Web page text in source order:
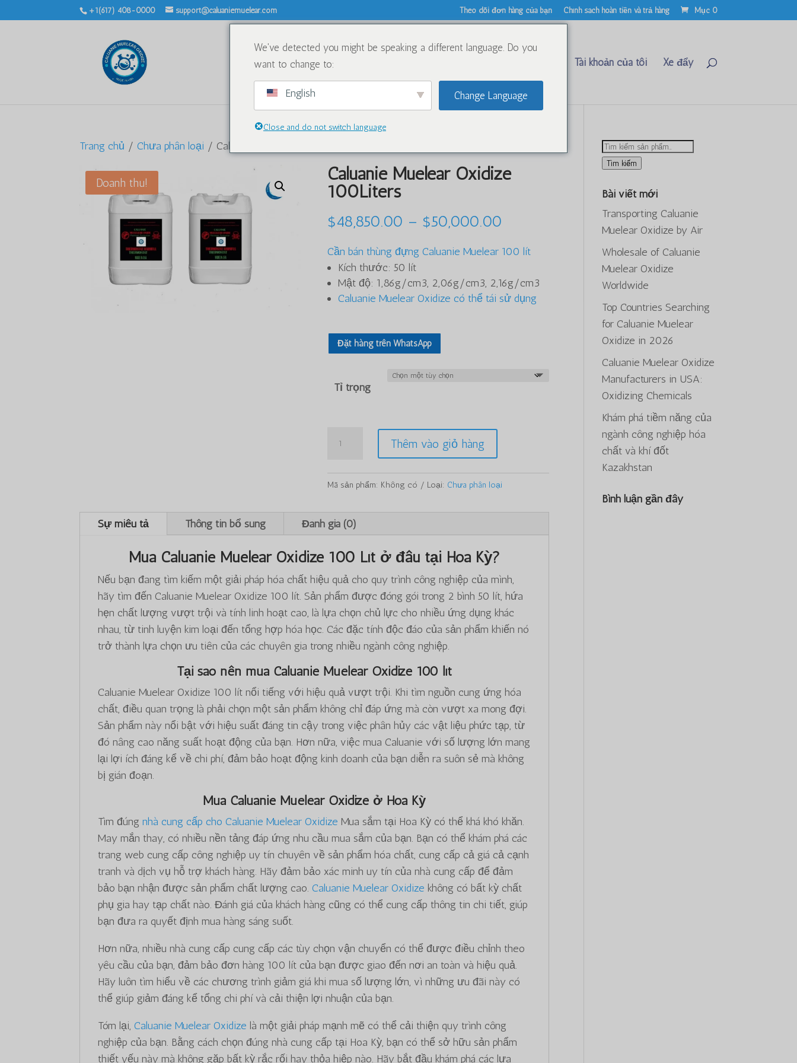
+1(617) 408-0000 support@caluaniemuelear.com Theo dõi đơn hàng của bạn Chính sách hoàn tiền và trả hàng Mục 0
Tài khoản của tôi Xe đẩy
Trang chủ /Chưa phân loại / Caluanie Muelear Oxidize 100Liters
Doanh thu!
Caluanie Muelear Oxidize
100Liters
$48,850.00 – $50,000.00
$48,850.00
$50,000.00
Cần bán thùng đựng Caluanie Muelear 100 lít
Kích thước: 50 lít
Mật độ: 1,86g/cm3, 2,06g/cm3, 2,16g/cm3
Caluanie Muelear Oxidize có thể tái sử dụng
Đặt hàng trên WhatsApp
Tỉ trọng
Muelear
100Liters
Thêm vào giỏ hàng
Mã sản phẩm: Không có Loại: Chưa phân loại
Sự miêu tả Thông tin bổ sung Đánh giá (0)
Mua Caluanie Muelear Oxidize 100 Lít ở đâu tại Hoa Kỳ?
Nếu bạn đang tìm kiếm một giải pháp hóa chất hiệu quả cho quy trình công nghiệp của mình,
hãy tìm đến Caluanie Muelear Oxidize 100 lít. Sản phẩm được đóng gói trong 2 bình 50 lít, hứa
hẹn chất lượng vượt trội và tính linh hoạt cao, là lựa chọn chủ lực cho nhiều ứng dụng khác
nhau, từ tinh luyện kim loại đến tổng hợp hóa học. Các đặc tính độc đáo của sản phẩm khiến nó
trở thành lựa chọn ưu tiên của các chuyên gia trong nhiều ngành công nghiệp.
Tại sao nên mua Caluanie Muelear Oxidize 100 lít
Caluanie Muelear Oxidize 100 lít nổi tiếng với hiệu quả vượt trội. Khi tìm nguồn cung ứng hóa
chất, điều quan trọng là phải chọn một sản phẩm không chỉ đáp ứng mà còn vượt xa mong đợi.
Sản phẩm này nổi bật với hiệu suất đáng tin cậy trong việc phân hủy các vật liệu phức tạp, từ
đó nâng cao năng suất hoạt động của bạn. Hơn nữa, việc mua Caluanie với số lượng lớn mang
lại lợi ích đáng kể về chi phí, đảm bảo hoạt động kinh doanh của bạn diễn ra suôn sẻ mà không
bị gián đoạn.
Mua Caluanie Muelear Oxidize ở Hoa Kỳ
Tìm đúngnhà cung cấp cho Caluanie Muelear Oxidize Mua sắm tại Hoa Kỳ có thể khá khó khăn.
May mắn thay, có nhiều nền tảng đáp ứng nhu cầu mua sắm của bạn. Bạn có thể khám phá các
trang web cung cấp công nghiệp uy tín chuyên về sản phẩm hóa chất, cung cấp cả giá cả cạnh
tranh và dịch vụ hỗ trợ khách hàng. Hãy đảm bảo xác minh uy tín của nhà cung cấp để đảm
bảo bạn nhận được sản phẩm chất lượng cao.Caluanie Muelear Oxidize không có bất kỳ chất
phụ gia hay tạp chất nào. Đánh giá của khách hàng cũng có thể cung cấp thông tin chi tiết, giúp
bạn đưa ra quyết định mua hàng sáng suốt.
Hơn nữa, nhiều nhà cung cấp cung cấp các tùy chọn vận chuyển có thể được điều chỉnh theo
yêu cầu của bạn, đảm bảo đơn hàng 100 lít của bạn được giao đến nơi an toàn và hiệu quả.
Hãy luôn tìm hiểu về các chương trình giảm giá khi mua số lượng lớn, vì những ưu đãi này có
thể giúp giảm đáng kể tổng chi phí và cải thiện lợi nhuận của bạn.
Tóm lại,Caluanie Muelear Oxidize là một giải pháp mạnh mẽ có thể cải thiện quy trình công
nghiệp của bạn. Bằng cách chọn đúng nhà cung cấp tại Hoa Kỳ, bạn có thể sở hữu sản phẩm
thiết yếu này mà không gặp bất kỳ rắc rối hay thỏa hiệp nào. Hãy bắt đầu khám phá các lựa
Tìm
kiếm:
Tìm kiếm
Bài viết mới
Transporting Caluanie
Muelear Oxidize by Air
Wholesale of Caluanie
Muelear Oxidize
Worldwide
Top Countries Searching
for Caluanie Muelear
Oxidize in 2026
Caluanie Muelear Oxidize
Manufacturers in USA:
Oxidizing Chemicals
Khám phá tiềm năng của
ngành công nghiệp hóa
chất và khí đốt
Kazakhstan
Bình luận gần đây
We've detected you might be speaking a different language. Do you
want to change to:
English Change Language
Close and do not switch language